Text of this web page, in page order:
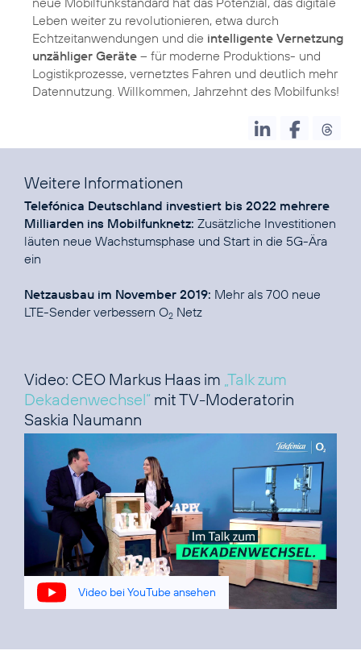
Leben weiter zu revolutionieren, etwa durch
Echtzeitanwendungen und die intelligente Vernetzung
unzähliger Geräte – für moderne Produktions- und
Logistikprozesse, vernetztes Fahren und deutlich mehr
Datennutzung. Willkommen, Jahrzehnt des Mobilfunks!
Weitere Informationen
Telefónica Deutschland investiert bis 2022 mehrere
Milliarden ins Mobilfunknetz: Zusätzliche Investitionen
läuten neue Wachstumsphase und Start in die 5G-Ära
ein
Netzausbau im November 2019: Mehr als 700 neue
LTE-Sender verbessern O2 Netz
Video: CEO Markus Haas im „Talk zum
Dekadenwechsel“ mit TV-Moderatorin
Saskia Naumann
Video bei YouTube ansehen